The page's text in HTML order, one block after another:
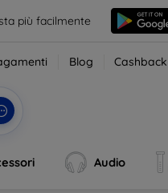
più facilmente
Blog Cashback
Audio